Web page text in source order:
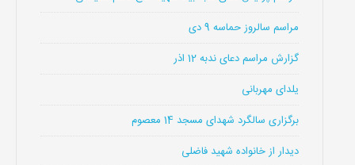
مراسم سالروز حماسه 9 دی
گزارش مراسم دعای ندبه 12 اذر
یلدای مهربانی
برگزاری سالگرد شهدای مسجد 14 معصوم
دیدار از خانواده شهید فاضلی